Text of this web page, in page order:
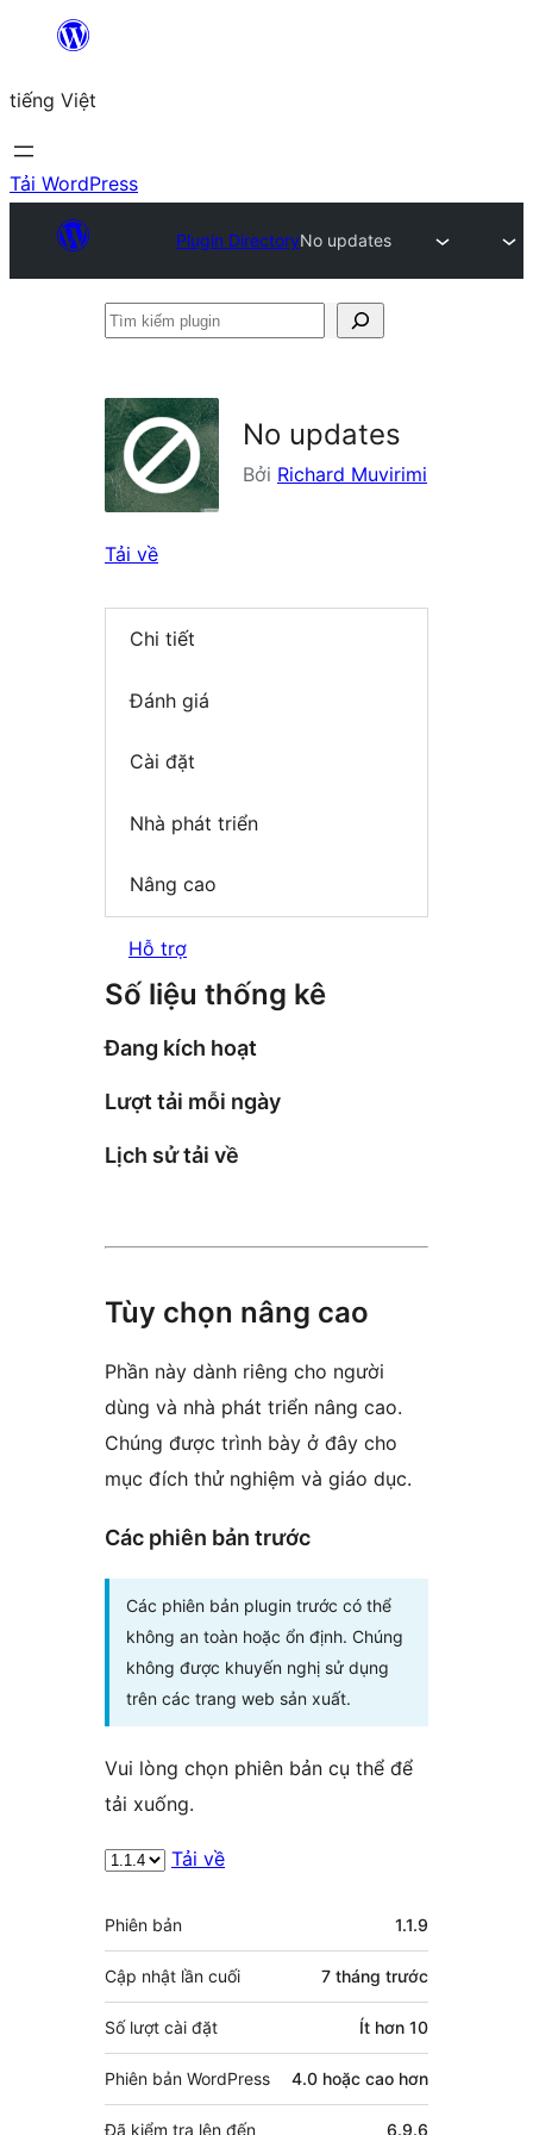
Chuyển
phần
nội
dung
tiếng Việt
Tải WordPress
Plugin DirectoryNo updates
Tìm
No updates
Bởi Richard Muvirimi
Tải về
Chi tiết
Đánh giá
Cài đặt
Nhà phát triển
Nâng cao
Hỗ trợ
Số liệu thống kê
Đang kích hoạt
Lượt tải mỗi ngày
Lịch sử tải về
Tùy chọn nâng cao
Phần này dành riêng cho người
dùng và nhà phát triển nâng cao.
Chúng được trình bày ở đây cho
mục đích thử nghiệm và giáo dục.
Các phiên bản trước
Các phiên bản plugin trước có thể
không an toàn hoặc ổn định. Chúng
không được khuyến nghị sử dụng
trên các trang web sản xuất.
Vui lòng chọn phiên bản cụ thể để
tải xuống.
Tải về
Meta
Phiên bản 1.1.9
Cập nhật lần cuối 7 tháng trước
Số lượt cài đặt Ít hơn 10
Phiên bản WordPress 4.0 hoặc cao hơn
Đã kiểm tra lên đến 6.9.6